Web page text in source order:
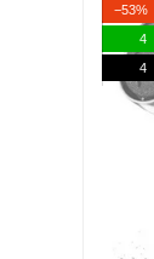
−53%
4
4